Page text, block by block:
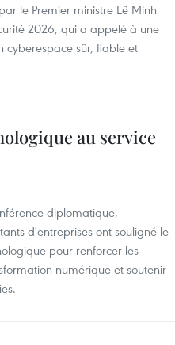
le Premier ministre Lê Minh
2026, qui a appelé à une
cyberespace sûr, fiable et
au service
diplomatique,
d'entreprises ont souligné le
pour renforcer les
numérique et soutenir